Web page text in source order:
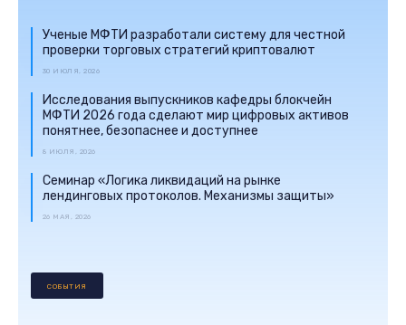
Ученые МФТИ разработали систему для честной
проверки торговых стратегий криптовалют
30 ИЮЛЯ, 2026
Исследования выпускников кафедры блокчейн
МФТИ 2026 года сделают мир цифровых активов
понятнее, безопаснее и доступнее
8 ИЮЛЯ, 2026
Семинар «Логика ликвидаций на рынке
лендинговых протоколов. Механизмы защиты»
26 МАЯ, 2026
СОБЫТИЯ